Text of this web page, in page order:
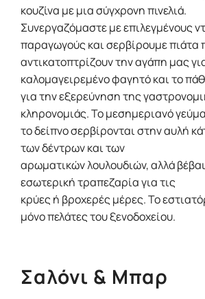
κουζίνα με μια σύγχρονη πινελιά.
Συνεργαζόμαστε με επιλεγμένους
παραγωγούς και σερβίρουμε πιάτα
αντικατοπτρίζουν την αγάπη μας
καλομαγειρεμένο φαγητό και το
για την εξερεύνηση της
κληρονομιάς. Το μεσημεριανό
το δείπνο σερβίρονται στην αυλή
των δέντρων και των
αρωματικών λουλουδιών, αλλά
εσωτερική τραπεζαρία για τις
κρύες ή βροχερές μέρες. Το
μόνο πελάτες του ξενοδοχείου.
Σαλόνι & Μπαρ